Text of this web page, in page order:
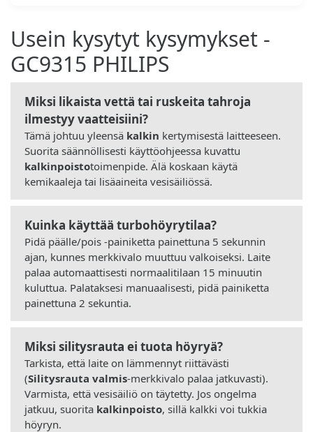
Usein kysytyt kysymykset -
GC9315 PHILIPS
Miksi likaista vettä tai ruskeita tahroja
ilmestyy vaatteisiini?
Tämä johtuu yleensä kalkin kertymisestä laitteeseen.
Suorita säännöllisesti käyttöohjeessa kuvattu
kalkinpoistotoimenpide. Älä koskaan käytä
kemikaaleja tai lisäaineita vesisäiliössä.
Kuinka käyttää turbohöyrytilaa?
Pidä päälle/pois -painiketta painettuna 5 sekunnin
ajan, kunnes merkkivalo muuttuu valkoiseksi. Laite
palaa automaattisesti normaalitilaan 15 minuutin
kuluttua. Palataksesi manuaalisesti, pidä painiketta
painettuna 2 sekuntia.
Miksi silitysrauta ei tuota höyryä?
Tarkista, että laite on lämmennyt riittävästi
(Silitysrauta valmis-merkkivalo palaa jatkuvasti).
Varmista, että vesisäiliö on täytetty. Jos ongelma
jatkuu, suorita kalkinpoisto, sillä kalkki voi tukkia
höyryn.